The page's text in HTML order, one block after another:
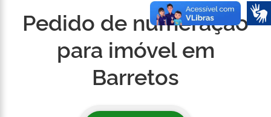
Pedido de numeração
para imóvel em
Barretos